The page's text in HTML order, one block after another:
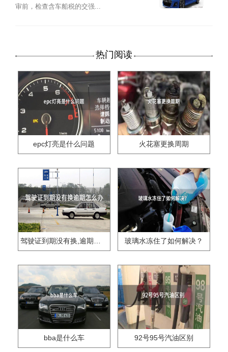
审前，检查含车船税的交强...
热门阅读
epc灯亮是什么问题 火花塞更换周期
驾驶证到期没有换,逾期怎么办?? 玻璃水冻住了如何解决？
bba是什么车 92号95号汽油区别